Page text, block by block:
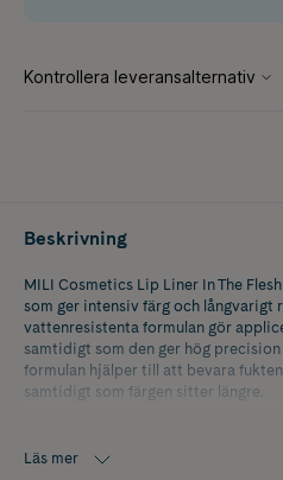
Beskrivning
MILI Cosmetics Lip Liner In The
som ger intensiv färg och långvarigt
vattenresistenta formulan gör
samtidigt som den ger hög
formulan hjälper till att bevara
samtidigt som färgen sitter längre.
eller som bas under läppstift och
Läs mer